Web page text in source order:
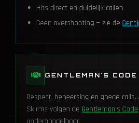
Hits direct en duidelijk callen
Geen overshooting — zie de
GENTLEMAN'S CODE
Respect, beheersing en goede calls.
Skirms volgen de Gentleman's Code